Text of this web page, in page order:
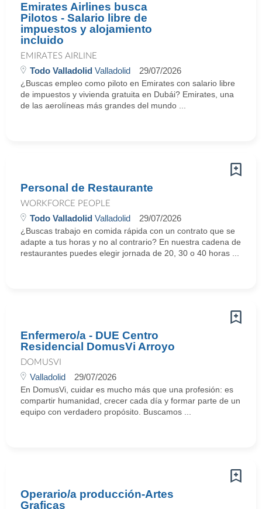
Emirates Airlines busca
Pilotos - Salario libre de
impuestos y alojamiento
incluido
EMIRATES AIRLINE
Todo Valladolid Valladolid 29/07/2026
¿Buscas empleo como piloto en Emirates con salario libre
de impuestos y vivienda gratuita en Dubái? Emirates, una
de las aerolíneas más grandes del mundo ...
Personal de Restaurante
WORKFORCE PEOPLE
Todo Valladolid Valladolid 29/07/2026
¿Buscas trabajo en comida rápida con un contrato que se
adapte a tus horas y no al contrario? En nuestra cadena de
restaurantes puedes elegir jornada de 20, 30 o 40 horas ...
Enfermero/a - DUE Centro
Residencial DomusVi Arroyo
DOMUSVI
Valladolid 29/07/2026
En DomusVi, cuidar es mucho más que una profesión: es
compartir humanidad, crecer cada día y formar parte de un
equipo con verdadero propósito. Buscamos ...
Operario/a producción-Artes
Graficas